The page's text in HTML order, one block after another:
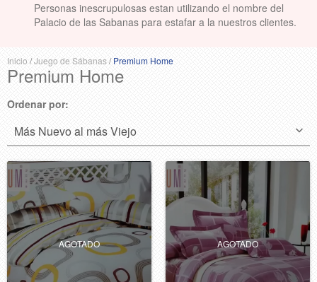
Personas inescrupulosas estan utilizando el nombre del
Palacio de las Sabanas para estafar a la nuestros clientes.
Inicio /Juego de Sábanas/ Premium Home
Premium Home
Ordenar por:
AGOTADO AGOTADO